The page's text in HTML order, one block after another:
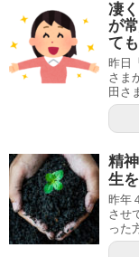
凄
が
て
昨日
さま
田さ
精
生
昨年
させ
った